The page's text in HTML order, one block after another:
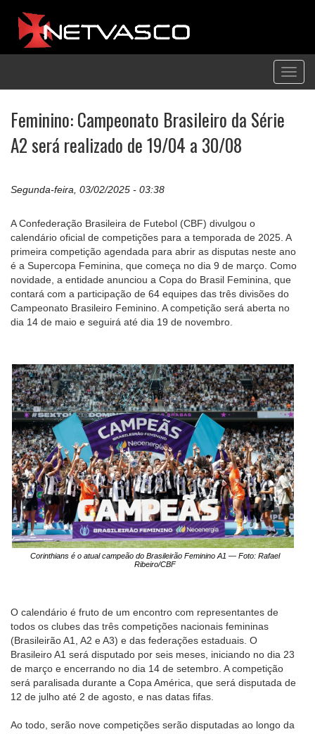
Feminino: Campeonato Brasileiro da Série
A2 será realizado de 19/04 a 30/08
Segunda-feira, 03/02/2025 - 03:38
A Confederação Brasileira de Futebol (CBF) divulgou o
calendário oficial de competições para a temporada de 2025. A
primeira competição agendada para abrir as disputas neste ano
é a Supercopa Feminina, que começa no dia 9 de março. Como
novidade, a entidade anunciou a Copa do Brasil Feminina, que
contará com a participação de 64 equipes das três divisões do
Campeonato Brasileiro Feminino. A competição será aberta no
dia 14 de maio e seguirá até dia 19 de novembro.
Corinthians é o atual campeão do Brasileirão Feminino A1 — Foto: Rafael
Ribeiro/CBF
O calendário é fruto de um encontro com representantes de
todos os clubes das três competições nacionais femininas
(Brasileirão A1, A2 e A3) e das federações estaduais. O
Brasileiro A1 será disputado por seis meses, iniciando no dia 23
de março e encerrando no dia 14 de setembro. A competição
será paralisada durante a Copa América, que será disputada de
12 de julho até 2 de agosto, e nas datas fifas.
Ao todo, serão nove competições serão disputadas ao longo da